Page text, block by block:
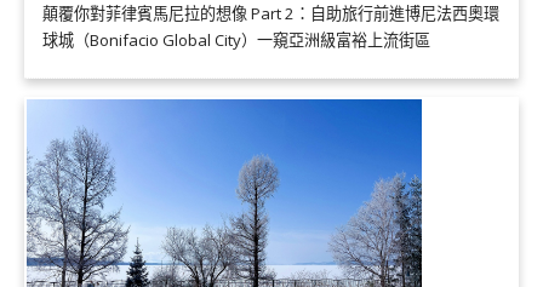
顛覆你對菲律賓馬尼拉的想像 Part 2：自助旅行前進博尼法西奧環
球城（Bonifacio Global City）一窺亞洲級富裕上流街區